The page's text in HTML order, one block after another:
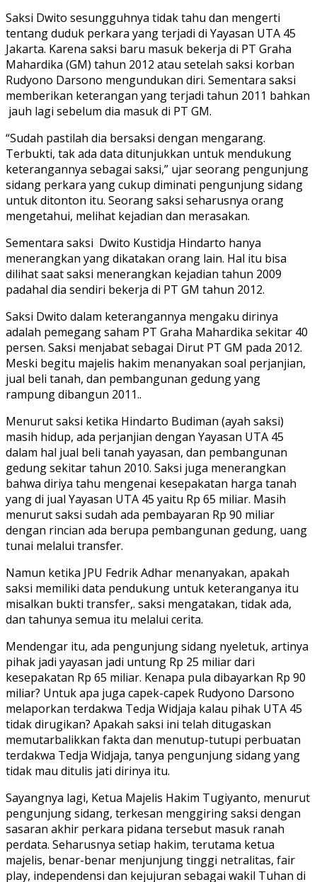
Saksi Dwito sesungguhnya tidak tahu dan mengerti
tentang duduk perkara yang terjadi di Yayasan UTA 45
Jakarta. Karena saksi baru masuk bekerja di PT Graha
Mahardika (GM) tahun 2012 atau setelah saksi korban
Rudyono Darsono mengundukan diri. Sementara saksi
memberikan keterangan yang terjadi tahun 2011 bahkan
jauh lagi sebelum dia masuk di PT GM.
“Sudah pastilah dia bersaksi dengan mengarang.
Terbukti, tak ada data ditunjukkan untuk mendukung
keterangannya sebagai saksi,” ujar seorang pengunjung
sidang perkara yang cukup diminati pengunjung sidang
untuk ditonton itu. Seorang saksi seharusnya orang
mengetahui, melihat kejadian dan merasakan.
Sementara saksi Dwito Kustidja Hindarto hanya
menerangkan yang dikatakan orang lain. Hal itu bisa
dilihat saat saksi menerangkan kejadian tahun 2009
padahal dia sendiri bekerja di PT GM tahun 2012.
Saksi Dwito dalam keterangannya mengaku dirinya
adalah pemegang saham PT Graha Mahardika sekitar 40
persen. Saksi menjabat sebagai Dirut PT GM pada 2012.
Meski begitu majelis hakim menanyakan soal perjanjian,
jual beli tanah, dan pembangunan gedung yang
rampung dibangun 2011..
Menurut saksi ketika Hindarto Budiman (ayah saksi)
masih hidup, ada perjanjian dengan Yayasan UTA 45
dalam hal jual beli tanah yayasan, dan pembangunan
gedung sekitar tahun 2010. Saksi juga menerangkan
bahwa diriya tahu mengenai kesepakatan harga tanah
yang di jual Yayasan UTA 45 yaitu Rp 65 miliar. Masih
menurut saksi sudah ada pembayaran Rp 90 miliar
dengan rincian ada berupa pembangunan gedung, uang
tunai melalui transfer.
Namun ketika JPU Fedrik Adhar menanyakan, apakah
saksi memiliki data pendukung untuk keteranganya itu
misalkan bukti transfer,. saksi mengatakan, tidak ada,
dan tahunya semua itu melalui cerita.
Mendengar itu, ada pengunjung sidang nyeletuk, artinya
pihak jadi yayasan jadi untung Rp 25 miliar dari
kesepakatan Rp 65 miliar. Kenapa pula dibayarkan Rp 90
miliar? Untuk apa juga capek-capek Rudyono Darsono
melaporkan terdakwa Tedja Widjaja kalau pihak UTA 45
tidak dirugikan? Apakah saksi ini telah ditugaskan
memutarbalikkan fakta dan menutup-tutupi perbuatan
terdakwa Tedja Widjaja, tanya pengunjung sidang yang
tidak mau ditulis jati dirinya itu.
Sayangnya lagi, Ketua Majelis Hakim Tugiyanto, menurut
pengunjung sidang, terkesan menggiring saksi dengan
sasaran akhir perkara pidana tersebut masuk ranah
perdata. Seharusnya setiap hakim, terutama ketua
majelis, benar-benar menjunjung tinggi netralitas, fair
play, independensi dan kejujuran sebagai wakil Tuhan di